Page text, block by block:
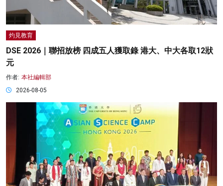
灼見教育
DSE 2026｜聯招放榜 四成五人獲取錄 港大、中大各取12狀
元
作者: 本社編輯部
2026-08-05